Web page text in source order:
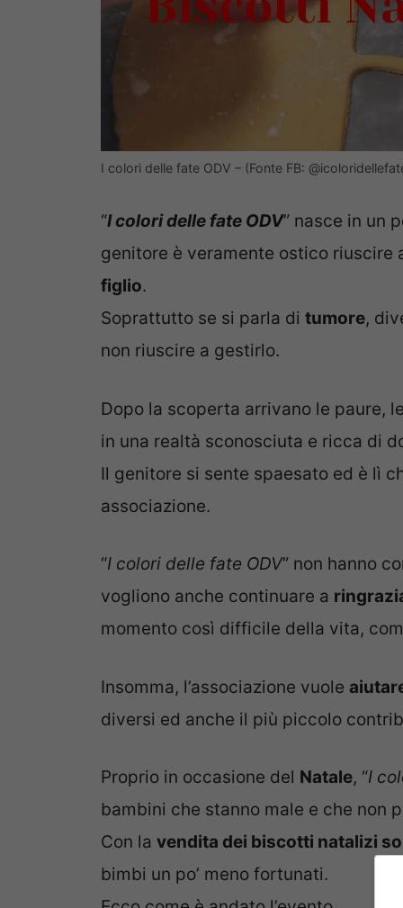
I colori delle fate ODV – (Fonte FB:
“I colori delle fate ODV” nasce in un
genitore è veramente ostico riuscire
figlio.
Soprattutto se si parla di tumore,
non riuscire a gestirlo.
Dopo la scoperta arrivano le paure,
in una realtà sconosciuta e ricca di
Il genitore si sente spaesato ed è lì
associazione.
“I colori delle fate ODV” non hanno
vogliono anche continuare a
momento così difficile della vita,
Insomma, l’associazione vuole
diversi ed anche il più piccolo
Proprio in occasione del Natale, “I
bambini che stanno male e che non
Con la vendita dei biscotti natalizi
bimbi un po’ meno fortunati.